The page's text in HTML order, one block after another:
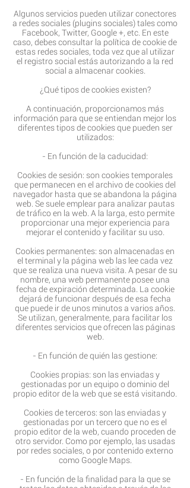
Algunos servicios pueden utilizar conectores
a redes sociales (plugins sociales) tales como
Facebook, Twitter, Google +, etc. En este
caso, debes consultar la política de cookie de
estas redes sociales, toda vez que al utilizar
el registro social estás autorizando a la red
social a almacenar cookies.
¿Qué tipos de cookies existen?
A continuación, proporcionamos más
información para que se entiendan mejor los
diferentes tipos de cookies que pueden ser
utilizados:
- En función de la caducidad:
Cookies de sesión: son cookies temporales
que permanecen en el archivo de cookies del
navegador hasta que se abandona la página
web. Se suele emplear para analizar pautas
de tráfico en la web. A la larga, esto permite
proporcionar una mejor experiencia para
mejorar el contenido y facilitar su uso.
Cookies permanentes: son almacenadas en
el terminal y la página web las lee cada vez
que se realiza una nueva visita. A pesar de su
nombre, una web permanente posee una
fecha de expiración determinada. La cookie
dejará de funcionar después de esa fecha
que puede ir de unos minutos a varios años.
Se utilizan, generalmente, para facilitar los
diferentes servicios que ofrecen las páginas
web.
- En función de quién las gestione:
Cookies propias: son las enviadas y
gestionadas por un equipo o dominio del
propio editor de la web que se está visitando.
Cookies de terceros: son las enviadas y
gestionadas por un tercero que no es el
propio editor de la web, cuando proceden de
otro servidor. Como por ejemplo, las usadas
por redes sociales, o por contenido externo
como Google Maps.
- En función de la finalidad para la que se